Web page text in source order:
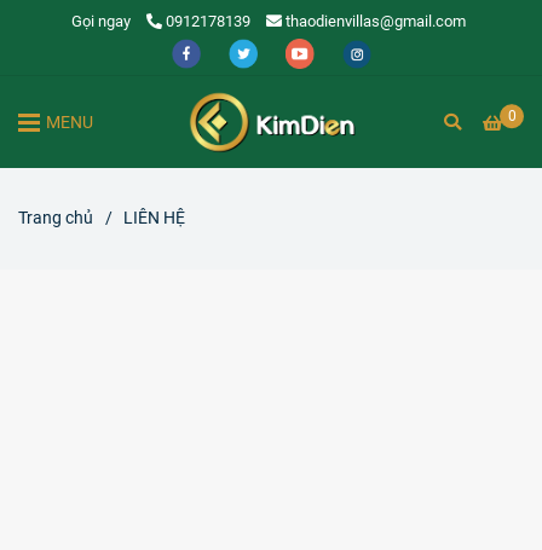
Gọi ngay 0912178139 thaodienvillas@gmail.com
0
MENU
Trang chủ / LIÊN HỆ